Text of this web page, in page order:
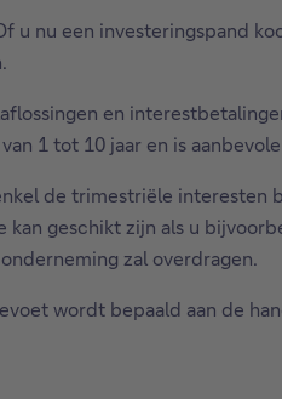
nu een investeringspand
en
1 tot 10 jaar en is
de trimestriële
geschikt zijn als u
zal overdragen.
wordt bepaald aan de